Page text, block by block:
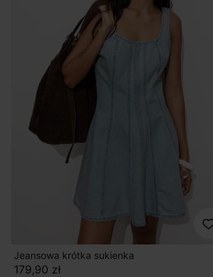
Jeansowa krótka sukienka
179,90 zł